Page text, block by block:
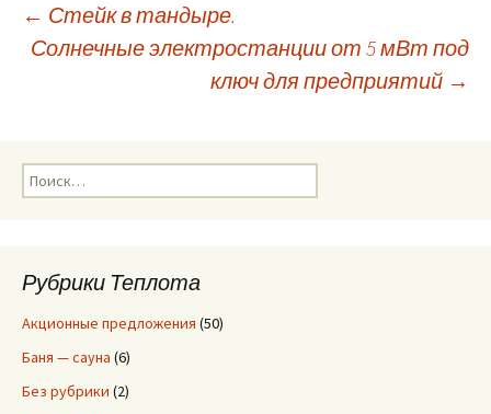
Навигация
записям
← Стейк в тандыре.
Солнечные электростанции от 5 мВт под
ключ для предприятий →
Н
а
:Рубрики Теплота
Акционные предложения (50)
Баня — сауна (6)
Без рубрики (2)